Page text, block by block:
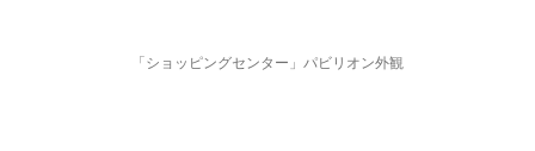
「ショッピングセンター」パビリオン外観